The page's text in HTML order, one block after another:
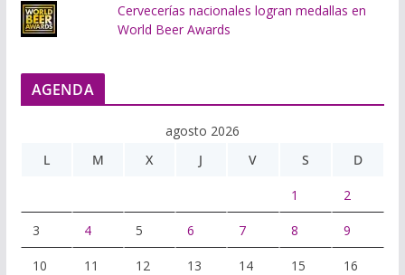
Cervecerías nacionales logran medallas en
World Beer Awards
AGENDA
agosto 2026
L
M X J V S D
1 2
3 4 5 6 7 8 9
10 11 12 13 14 15 16